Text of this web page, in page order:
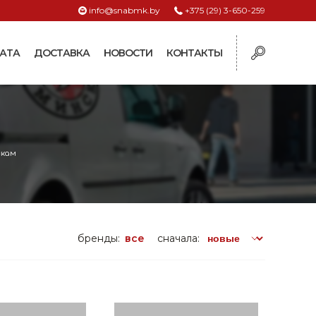
+375 (29) 3-650-259
info@snabmk.by
ДОСТАВКА НОВОСТИ КОНТАКТЫ
для систем
и
сначала:
бренды: все